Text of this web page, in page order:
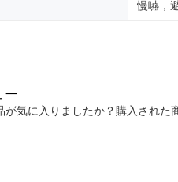
慢嚥，
ー
が気に入りましたか？購入された